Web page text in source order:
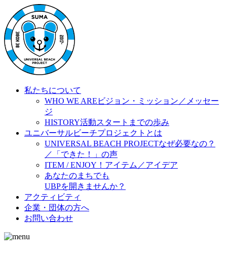
私たちについて
WHO WE ARE ビジョン・ミッション／メッセー
ジ
HISTORY活動スタートまでの歩み
ユニバーサルビーチプロジェクトとは
UNIVERSAL BEACH PROJECTなぜ必要なの？
／「できた！」の声
ITEM / ENJOY！ アイテム／アイデア
あなたのまちでも
UBPを開きませんか？
アクティビティ
企業・団体の方へ
お問い合わせ